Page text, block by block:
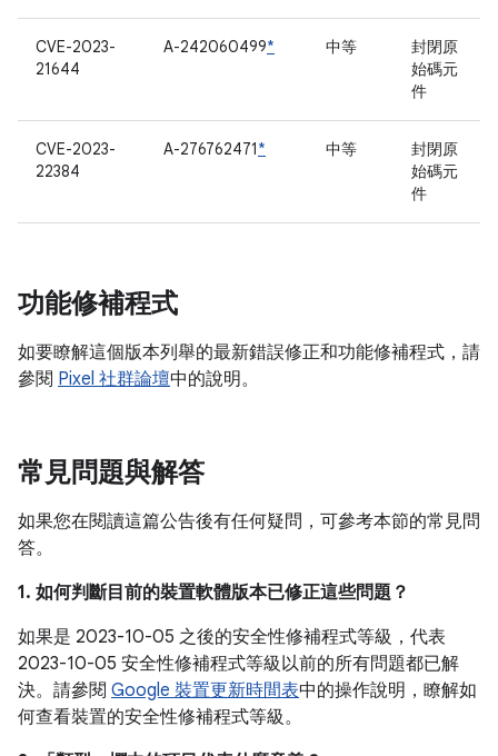
CVE-2023-
21644
A-242060499* 中等
封閉原
始碼元
件
CVE-2023-
22384
A-276762471* 中等
封閉原
始碼元
件
功能修補程式
如要瞭解這個版本列舉的最新錯誤修正和功能修補程式，請
參閱 Pixel 社群論壇中的說明。
常見問題與解答
如果您在閱讀這篇公告後有任何疑問，可參考本節的常見問
答。
1. 如何判斷目前的裝置軟體版本已修正這些問題？
如果是 2023-10-05 之後的安全性修補程式等級，代表
2023-10-05 安全性修補程式等級以前的所有問題都已解
決。請參閱 Google 裝置更新時間表中的操作說明，瞭解如
何查看裝置的安全性修補程式等級。